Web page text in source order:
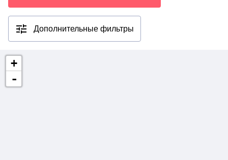
Дополнительные фильтры
+
-